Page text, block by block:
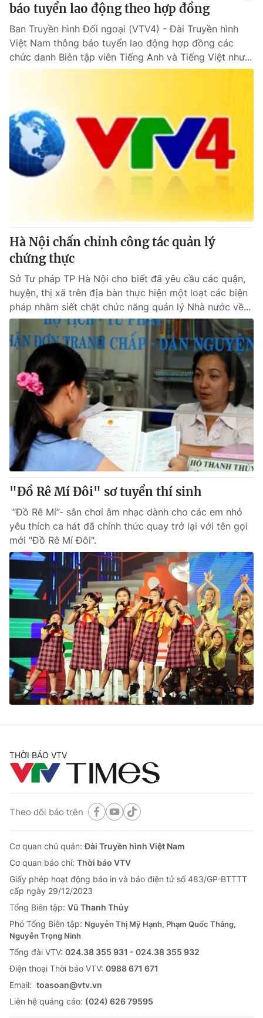
báo tuyển lao động theo hợp đồng
Ban Truyền hình Đối ngoại (VTV4) - Đài Truyền hình
Việt Nam thông báo tuyển lao động hợp đồng các
chức danh Biên tập viên Tiếng Anh và Tiếng Việt như...
Hà Nội chấn chỉnh công tác quản lý
chứng thực
Sở Tư pháp TP Hà Nội cho biết đã yêu cầu các quận,
huyện, thị xã trên địa bàn thực hiện một loạt các biện
pháp nhằm siết chặt chức năng quản lý Nhà nước về...
"Đồ Rê Mí Đôi" sơ tuyển thí sinh
“Đồ Rê Mí”- sân chơi âm nhạc dành cho các em nhỏ
yêu thích ca hát đã chính thức quay trở lại với tên gọi
mới "Đồ Rê Mí Đôi".
THỜI BÁO VTV
Theo dõi báo trên
Cơ quan chủ quản:Đài Truyền hình Việt Nam
Cơ quan báo chí: Thời báo VTV
Giấy phép hoạt động báo in và báo điện tử số 483/GP-BTTTT
cấp ngày 29/12/2023
Tổng Biên tập: Vũ Thanh Thủy
Phó Tổng Biên tập: Nguyễn Thị Mỹ Hạnh, Phạm Quốc Thắng,
Nguyễn Trọng Ninh
Tổng đài VTV: 024.38 355 931 - 024.38 355 932
Ðiện thoại Thời báo VTV: 0988 671 671
Email: toasoan@vtv.vn
Liên hệ quảng cáo: (024) 626 79595